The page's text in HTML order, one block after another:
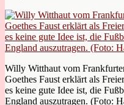
Willy Witthaut vom
Goethes Faust erklärt als
es keine gute Idee ist, die
England auszutragen. (Foto: